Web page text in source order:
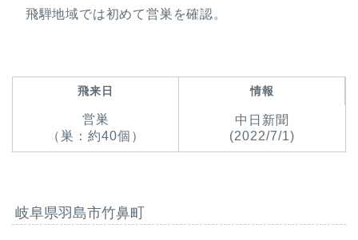
飛騨地域では初めて営巣を確認。
飛来日 情報
営巣
（巣：約40個）
中日新聞
(2022/7/1)
岐阜県羽島市竹鼻町